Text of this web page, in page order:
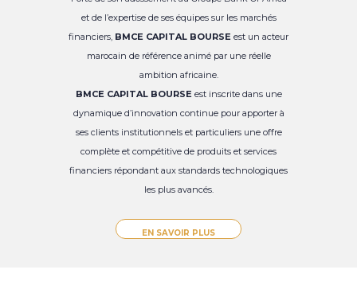
et de l’expertise de ses équipes sur les marchés
financiers, BMCE CAPITAL BOURSE est un acteur
marocain de référence animé par une réelle
ambition africaine.
BMCE CAPITAL BOURSEest inscrite dans une
dynamique d’innovation continue pour apporter à
ses clients institutionnels et particuliers une offre
complète et compétitive de produits et services
financiers répondant aux standards technologiques
les plus avancés.
EN SAVOIR PLUS